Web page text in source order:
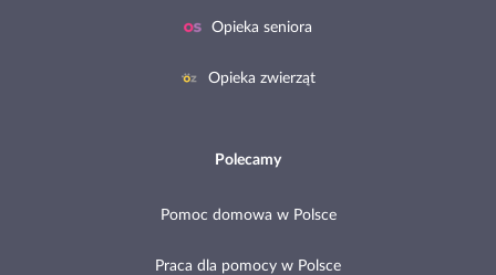
Opieka seniora
Opieka zwierząt
Polecamy
Pomoc domowa w Polsce
Praca dla pomocy w Polsce